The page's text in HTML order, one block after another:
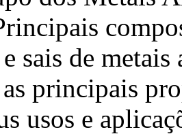
sais de
principais
usos e